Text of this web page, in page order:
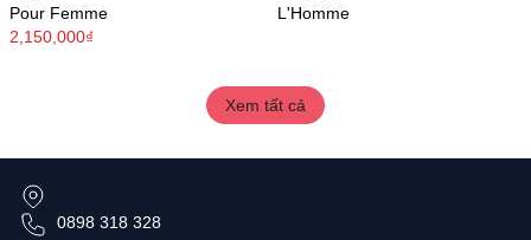
Pour Femme
2,150,000₫
L'Homme
Xem tất cả
0898 318 328